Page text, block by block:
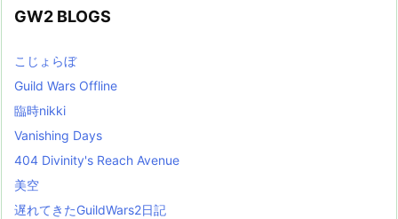
GW2 BLOGS
こじょらぼ
Guild Wars Offline
臨時nikki
Vanishing Days
404 Divinity's Reach Avenue
美空
遅れてきたGuildWars2日記